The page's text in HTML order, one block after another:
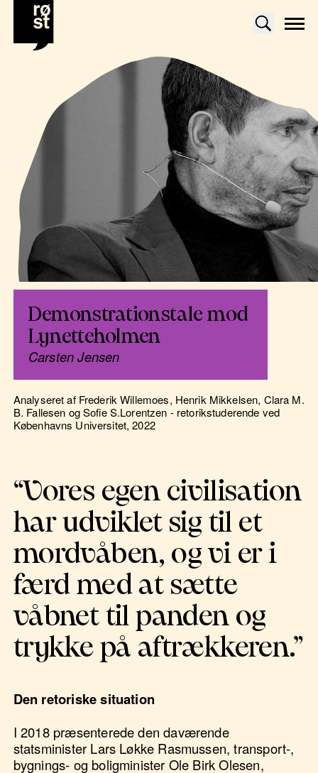
Demonstrationstale mod
Lynetteholmen
Carsten Jensen
Analyseret af Frederik Willemoes, Henrik Mikkelsen, Clara M.
B. Fallesen og Sofie S.Lorentzen - retorikstuderende ved
Københavns Universitet, 2022
“Vores egen civilisation
har udviklet sig til et
mordvåben, og vi er i
færd med at sætte
våbnet til panden og
trykke på aftrækkeren.”
Den retoriske situation
I 2018 præsenterede den daværende
statsminister Lars Løkke Rasmussen, transport-,
bygnings- og boligminister Ole Birk Olesen,